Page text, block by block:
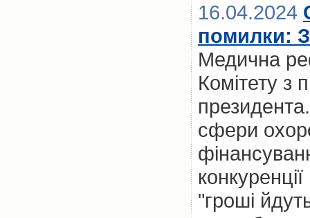
16.04.2024
помилки:
Медична
Комітету з
сфери
"гроші